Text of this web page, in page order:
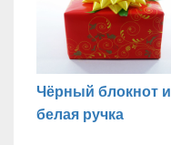
Чёрный блокнот и
белая ручка